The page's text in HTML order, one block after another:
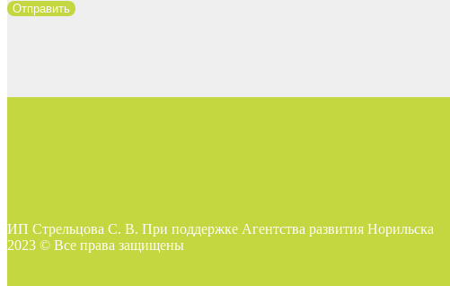
Отправить
ИП Стрельцова С. В. При поддержке Агентства развития Норильска
2023 © Все права защищены